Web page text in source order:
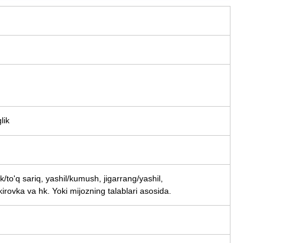
sariq, yashil/kumush, jigarrang/yashil,
va hk. Yoki mijozning talablari asosida.